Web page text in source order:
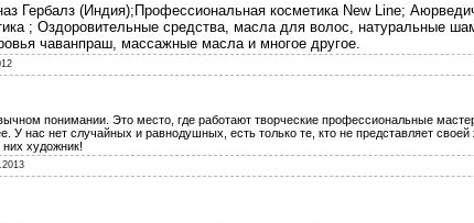
Гербалз (Индия);Профессиональная косметика New Line;
; Оздоровительные средства, масла для волос, натуральные
чаванпраш, массажные масла и многое другое.
понимании. Это место, где работают творческие профессиональные
У нас нет случайных и равнодушных, есть только те, кто не представляет своей
художник!